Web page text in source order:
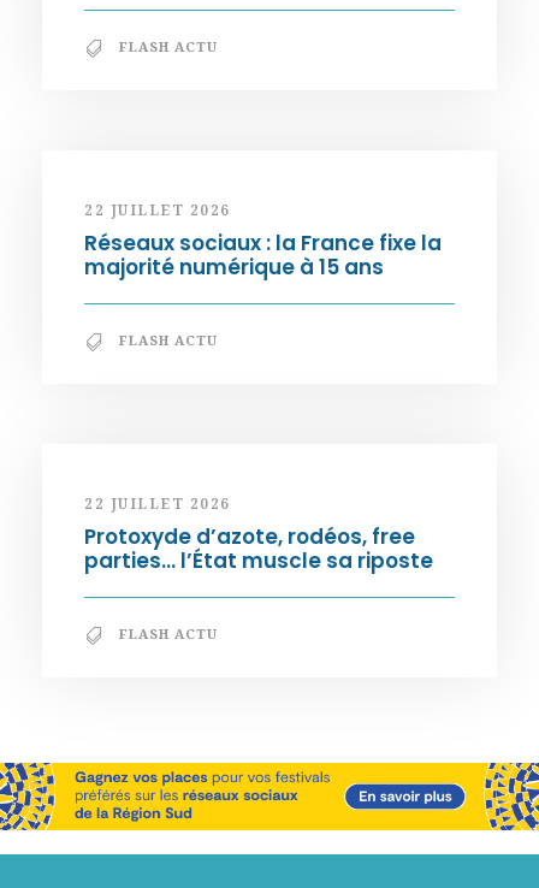
FLASH ACTU
22 JUILLET 2026
Réseaux sociaux : la France fixe la
majorité numérique à 15 ans
FLASH ACTU
22 JUILLET 2026
Protoxyde d’azote, rodéos, free
parties… l’État muscle sa riposte
FLASH ACTU